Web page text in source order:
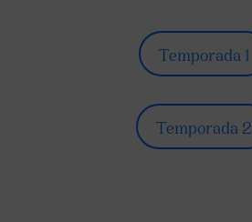
Temporada 1
Temporada 2